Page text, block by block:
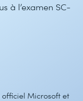
à l’examen SC-
Microsoft et